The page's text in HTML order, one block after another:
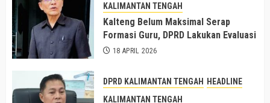
KALIMANTAN TENGAH
Kalteng Belum Maksimal Serap
Formasi Guru, DPRD Lakukan Evaluasi
18 APRIL 2026
DPRD KALIMANTAN TENGAH
HEADLINE
KALIMANTAN TENGAH